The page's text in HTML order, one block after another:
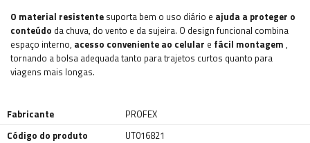
O material resistente suporta bem o uso diário e ajuda a proteger o
conteúdo da chuva, do vento e da sujeira. O design funcional combina
espaço interno, acesso conveniente ao celular e fácil montagem ,
tornando a bolsa adequada tanto para trajetos curtos quanto para
viagens mais longas.
Fabricante
PROFEX
Código do produto
UT016821